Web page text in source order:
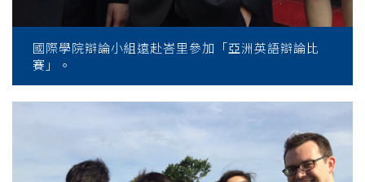
國際學院辯論小組遠赴峇里參加「亞洲英語辯論比
賽」。